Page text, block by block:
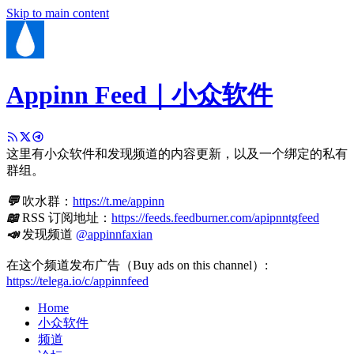
Skip to main content
Appinn Feed｜小众软件
这里有小众软件和发现频道的内容更新，以及一个绑定的私有
群组。
💬吹水群： https://t.me/appinn
📖RSS 订阅地址： https://feeds.feedburner.com/apipnntgfeed
📣发现频道 @appinnfaxian
在这个频道发布广告（Buy ads on this channel）:
https://telega.io/c/appinnfeed
Home
小众软件
频道